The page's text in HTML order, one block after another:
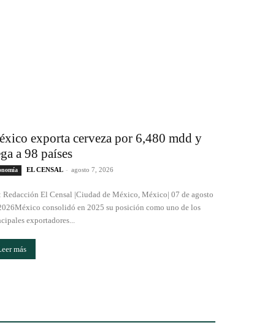
exporta cerveza por 6,480 mdd y
a 98 países
EL CENSAL - agosto 7, 2026
Redacción El Censal |Ciudad de México, México| 07 de agosto
consolidó en 2025 su posición como uno de los
exportadores...
más